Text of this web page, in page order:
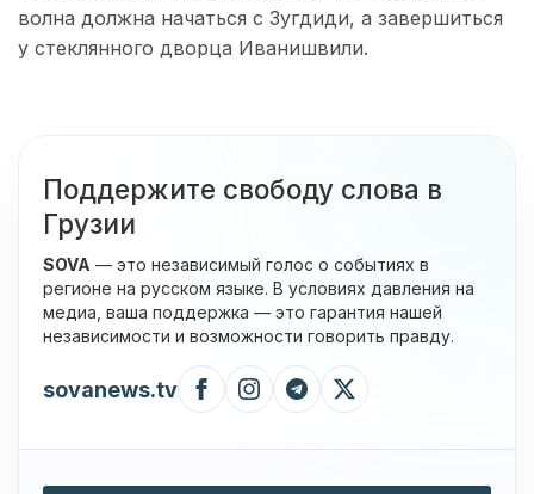
волна должна начаться с Зугдиди, а завершиться
у стеклянного дворца Иванишвили.
Поддержите свободу слова в
Грузии
SOVA — это независимый голос о событиях в
регионе на русском языке. В условиях давления на
медиа, ваша поддержка — это гарантия нашей
независимости и возможности говорить правду.
sovanews.tv